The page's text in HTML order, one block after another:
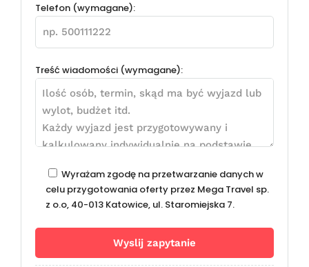
Telefon (wymagane):
Treść wiadomości (wymagane):
Wyrażam zgodę na przetwarzanie danych w
celu przygotowania oferty przez Mega Travel sp.
z o.o, 40-013 Katowice, ul. Staromiejska 7.